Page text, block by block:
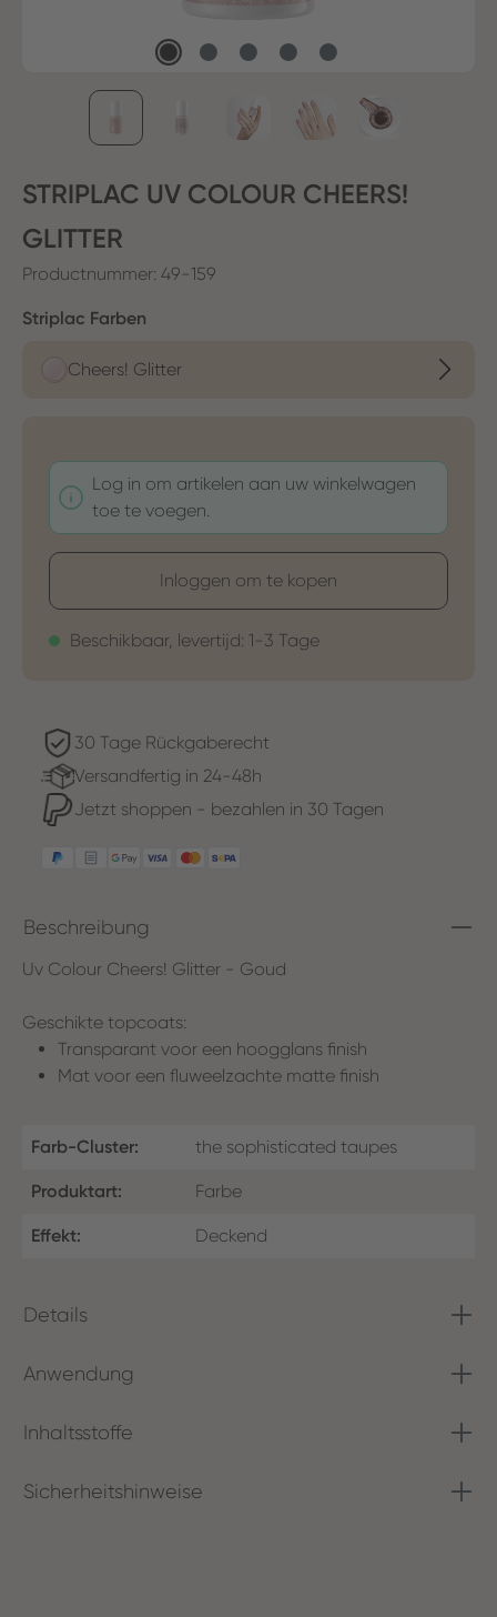
STRIPLAC UV COLOUR CHEERS!
GLITTER
Productnummer: 49-159
Selecteer
Striplac Farben
Cheers! Glitter
Log in om artikelen aan uw winkelwagen
toe te voegen.
Inloggen om te kopen
Beschikbaar, levertijd: 1-3 Tage
30 Tage Rückgaberecht
Versandfertig in 24-48h
Jetzt shoppen - bezahlen in 30 Tagen
Beschreibung
Uv Colour Cheers! Glitter - Goud
Geschikte topcoats:
Transparant voor een hoogglans finish
Mat voor een fluweelzachte matte finish
Farb-Cluster: the sophisticated taupes
Produktart: Farbe
Effekt: Deckend
Details
Anwendung
Inhaltsstoffe
Sicherheitshinweise